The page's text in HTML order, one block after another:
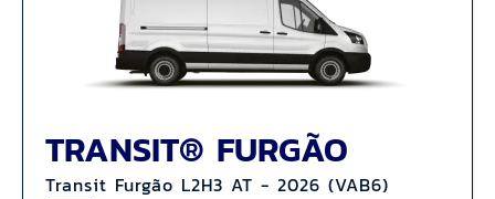
TRANSIT® FURGÃO
Transit Furgão L2H3 AT - 2026 (VAB6)